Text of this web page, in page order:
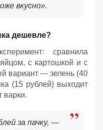
вкусно».
дешевле?
сравнила
с картошкой и с
вариант — зелень (40
(15 рублей) выходит
варки.
за пачку, —